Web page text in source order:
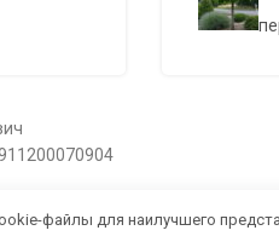
от
всей
купить
цене, а
саженцы
файлы для наилучшего